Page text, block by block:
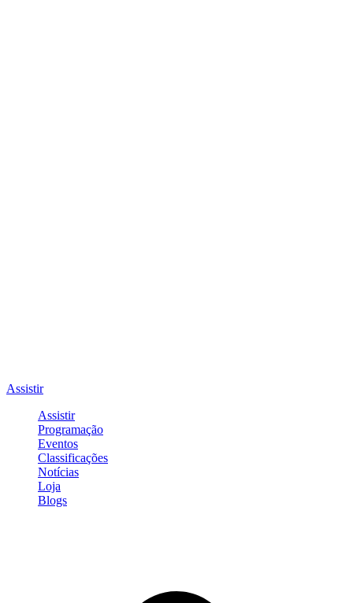
Assistir
Assistir
Programação
Eventos
Classificações
Notícias
Loja
Blogs